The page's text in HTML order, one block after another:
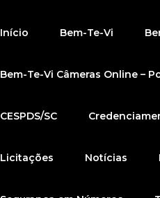
Início Bem-Te-Vi
Bem-Te-Vi Câmeras Online –
CESPDS/SC
Licitações Notícias